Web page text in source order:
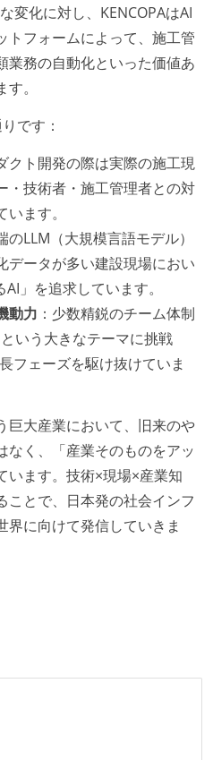
変化に対し、KENCOPAはAI
トフォームによって、施工管
業務の自動化といった価値あ
。
です：
クト開発の際は実際の施工現
・技術者・施工管理者との対
ます。
のLLM（大規模言語モデル）
データが多い建設現場におい
」を追求しています。
動力 ：少数精鋭のチーム体制
いう大きなテーマに挑戦
フェーズを駆け抜けていま
巨大産業において、旧来のや
なく、「産業そのものをアッ
います。技術×現場×産業知
ことで、日本発の社会インフ
界に向けて発信していきま